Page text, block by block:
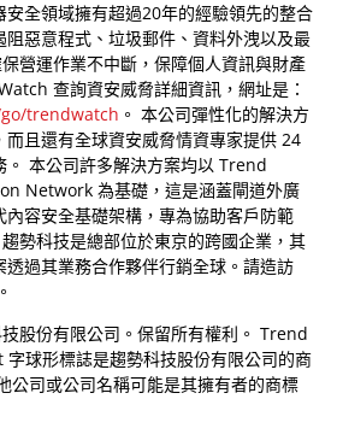
全領域擁有超過20年的經驗領先的整合
惡意程式、垃圾郵件、資料外洩以及最
營運作業不中斷，保障個人資訊與財產
查詢資安威脅詳細資訊，網址是：
trendwatch 。 本公司彈性化的解決方
且還有全球資安威脅情資專家提供 24
。 本公司許多解決方案均以 Trend
Network 為基礎，這是涵蓋閘道外廣
容安全基礎架構，專為協助客戶防範
勢科技是總部位於東京的跨國企業，其
過其業務合作夥伴行銷全球。請造訪
。
股份有限公司。保留所有權利。 Trend
球形標誌是趨勢科技股份有限公司的商
公司或公司名稱可能是其擁有者的商標